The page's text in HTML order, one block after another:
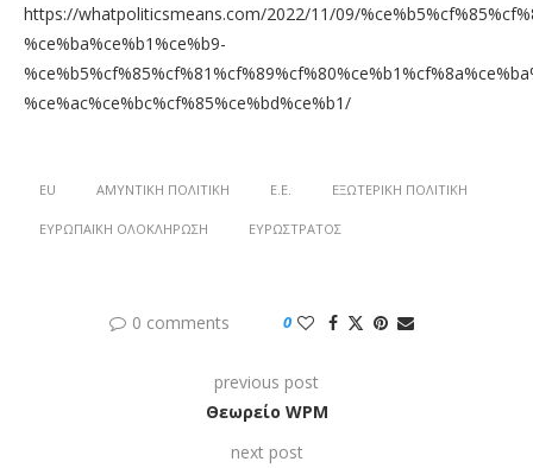
https://whatpoliticsmeans.com/2022/11/09/
%ce%ba%ce%b1%ce%b9-
%ce%ac%ce%bc%cf%85%ce%bd%ce%b1/
EU ΑΜΥΝΤΙΚΉ ΠΟΛΙΤΙΚΉ Ε.Ε. ΕΞΩΤΕΡΙΚΉ ΠΟΛΙΤΙΚΉ
ΕΥΡΩΠΑΪΚΉ ΟΛΟΚΛΉΡΩΣΗ ΕΥΡΩΣΤΡΑΤΌΣ
0 comments 0
previous post
Θεωρείο WPM
next post